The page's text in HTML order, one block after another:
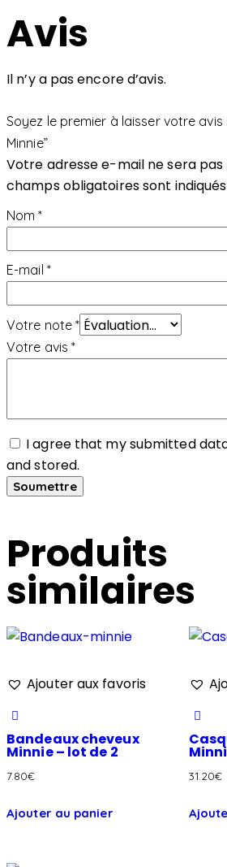
Avis
Il n’y a pas encore d’avis.
Soyez le premier à laisser votre avis
Minnie”
Votre adresse e-mail ne sera pas
champs obligatoires sont
Nom*
E-mail *
Votre note*
Votre avis*
I agree that my submitted
and stored.
Produits
similaires
Ajouter aux favoris
Bandeaux cheveux
Minnie – lot de 2
7.80€
Ajouter au panier
31.20€